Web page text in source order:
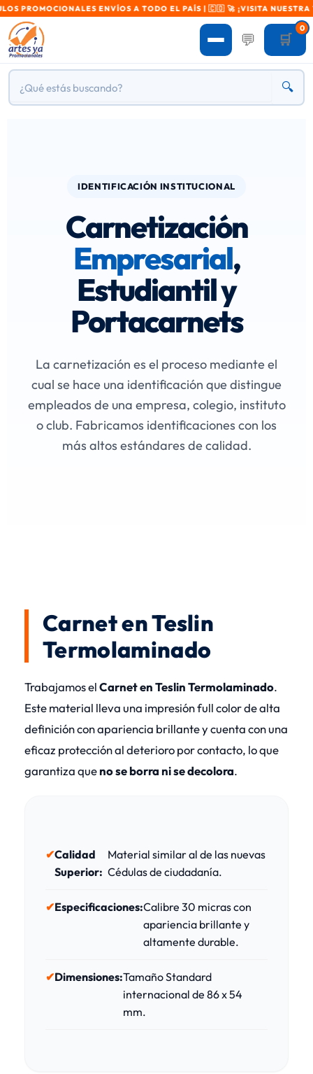
ENVÍOS A TODO EL PAÍS | 🇨🇴 🚀 ¡VISITA NUESTRA
💬 🛒
0
🔍
IDENTIFICACIÓN INSTITUCIONAL
Carnetización
Empresarial,
Estudiantil y
Portacarnets
La carnetización es el proceso mediante el
cual se hace una identificación que distingue
empleados de una empresa, colegio, instituto
o club. Fabricamos identificaciones con los
más altos estándares de calidad.
Carnet en Teslin
Termolaminado
Trabajamos elCarnet en Teslin Termolaminado.
Este material lleva una impresión full color de alta
definición con apariencia brillante y cuenta con una
eficaz protección al deterioro por contacto, lo que
garantiza queno se borra ni se decolora.
Calidad
Superior:
Material similar al de las nuevas
Cédulas de ciudadanía.
Especificaciones:Calibre 30 micras con
apariencia brillante y
altamente durable.
Dimensiones:Tamaño Standard
internacional de 86 x 54
mm.